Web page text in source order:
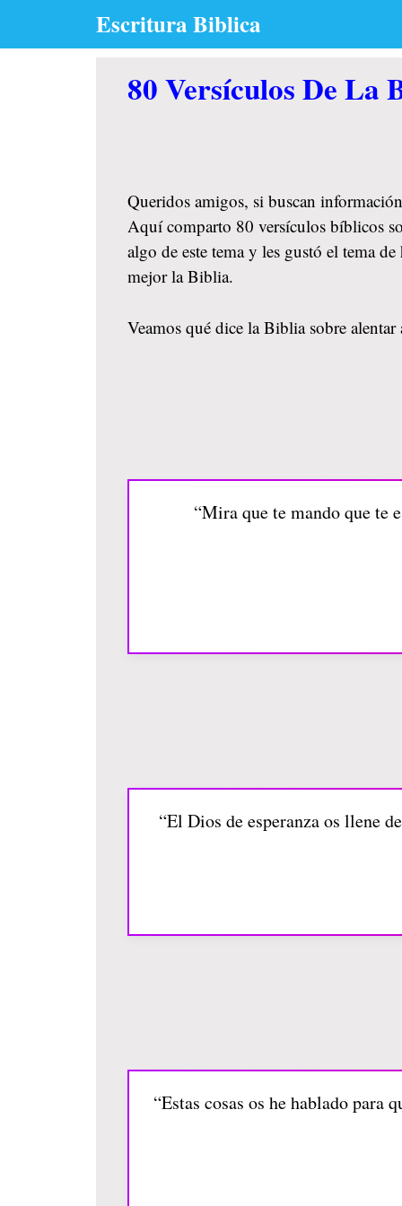
Escritura Biblica
80 Versículos De La
Queridos amigos, si buscan
Aquí comparto 80 versículos bíblicos
algo de este tema y les gustó el tema
mejor la Biblia.
Veamos qué dice la Biblia sobre alentar
“Mira que te mando que te
“El Dios de esperanza os llene
“Estas cosas os he hablado